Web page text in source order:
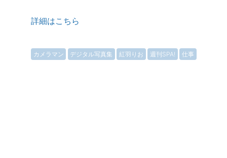
詳細はこちら
カメラマン デジタル写真集 紅羽りお 週刊SPA! 仕事